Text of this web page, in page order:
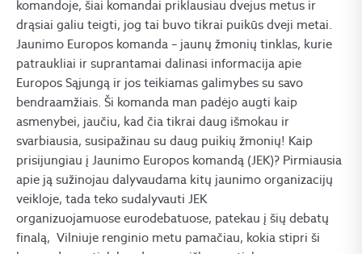
komandoje, šiai komandai priklausiau dvejus metus ir
drąsiai galiu teigti, jog tai buvo tikrai puikūs dveji metai.
Jaunimo Europos komanda – jaunų žmonių tinklas, kurie
patraukliai ir suprantamai dalinasi informacija apie
Europos Sąjungą ir jos teikiamas galimybes su savo
bendraamžiais. Ši komanda man padėjo augti kaip
asmenybei, jaučiu, kad čia tikrai daug išmokau ir
svarbiausia, susipažinau su daug puikių žmonių! Kaip
prisijungiau į Jaunimo Europos komandą (JEK)? Pirmiausia
apie ją sužinojau dalyvaudama kitų jaunimo organizacijų
veikloje, tada teko sudalyvauti JEK
organizuojamuose eurodebatuose, patekau į šių debatų
finalą, Vilniuje renginio metu pamačiau, kokia stipri ši